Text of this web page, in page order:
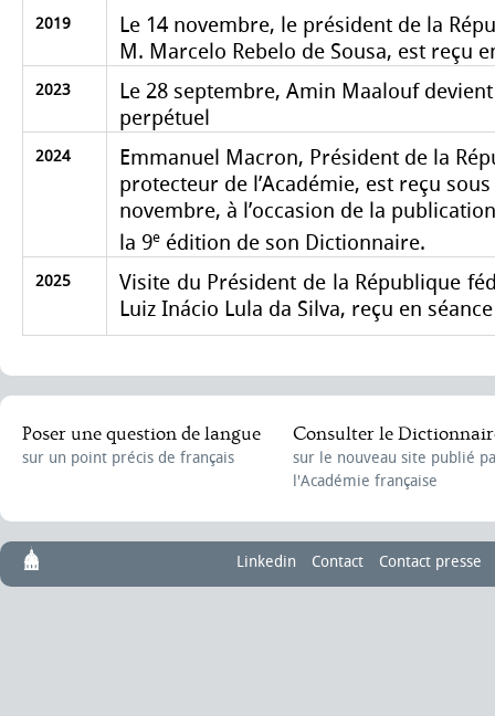
2019
Le 14 novembre, le président de la
M. Marcelo Rebelo de Sousa, est reçu
2023
Le 28 septembre, Amin Maalouf
perpétuel
2024
Emmanuel Macron, Président de la
protecteur de l’Académie, est reçu
novembre, à l’occasion de la
la 9e édition de son Dictionnaire.
2025
Visite du Président de la République
Luiz Inácio Lula da Silva, reçu en
Poser une question de langue
sur un point précis de français
Consulter le
sur le nouveau site publié
l'Académie française
Linkedin Contact Contact presse